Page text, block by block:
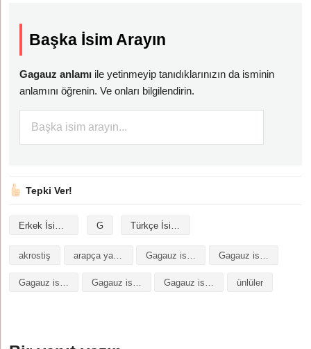
Başka İsim Arayın
Gagauz anlamı ile yetinmeyip tanıdıklarınızın da isminin
anlamını öğrenin. Ve onları bilgilendirin.
Tepki Ver!
Erkek İsimleri G Türkçe İsimler
akrostiş arapça yazılışı
Gagauz isminin baş harfleriyle şiir Gagauz isminin kökeni Gagauz isminin numerolojisi ünlüler